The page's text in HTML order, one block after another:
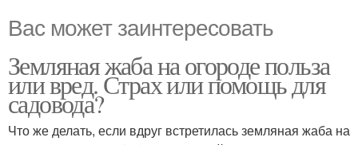
Вас может заинтересовать
Земляная жаба на огороде польза
или вред. Страх или помощь для
садовода?
Что же делать, если вдруг встретилась земляная жаба на